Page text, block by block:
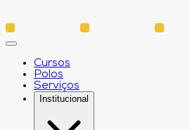
Cursos
Polos
Serviços
Institucional